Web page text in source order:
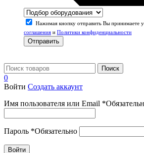
Нажимая кнопку отправить Вы принимаете
соглашения и Политики конфиденциальности
Отправить
Поиск
0
Войти Создать аккаунт
Имя пользователя или Email *
Пароль *Обязательно
Войти